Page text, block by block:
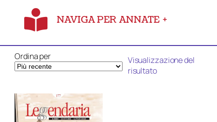
NAVIGA PER ANNATE +
Ordina per
Visualizzazione del
risultato